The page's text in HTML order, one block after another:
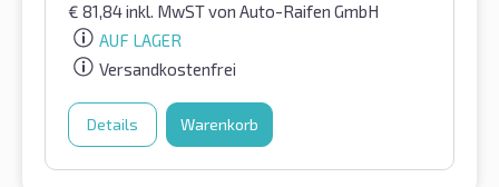
€ 81,84inkl. MwSTvon Auto-Raifen GmbH
AUF LAGER
Versandkostenfrei
Details Warenkorb